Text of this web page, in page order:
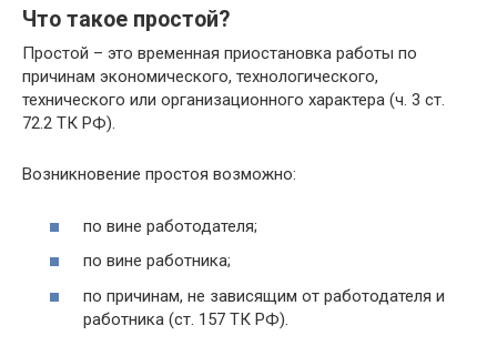
Что такое простой?
Простой – это временная приостановка работы по
причинам экономического, технологического,
технического или организационного характера (ч. 3 ст.
72.2 ТК РФ).
Возникновение простоя возможно:
по вине работодателя;
по вине работника;
по причинам, не зависящим от работодателя и
работника (ст. 157 ТК РФ).